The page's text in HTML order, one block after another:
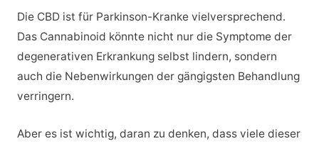
Die CBD ist für Parkinson-Kranke vielversprechend.
Das Cannabinoid könnte nicht nur die Symptome der
degenerativen Erkrankung selbst lindern, sondern
auch die Nebenwirkungen der gängigsten Behandlung
verringern.
Aber es ist wichtig, daran zu denken, dass viele dieser